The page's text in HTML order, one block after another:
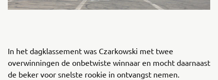
In het dagklassement was Czarkowski met twee
overwinningen de onbetwiste winnaar en mocht daarnaast
de beker voor snelste rookie in ontvangst nemen.